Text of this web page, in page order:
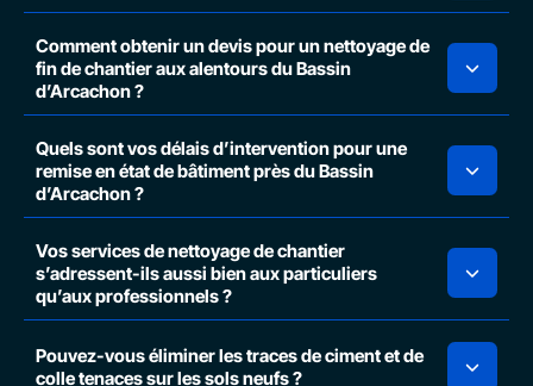
Comment obtenir un devis pour un nettoyage de
fin de chantier aux alentours du Bassin
d’Arcachon ?
Quels sont vos délais d’intervention pour une
remise en état de bâtiment près du Bassin
d’Arcachon ?
Vos services de nettoyage de chantier
s’adressent-ils aussi bien aux particuliers
qu’aux professionnels ?
Pouvez-vous éliminer les traces de ciment et de
colle tenaces sur les sols neufs ?